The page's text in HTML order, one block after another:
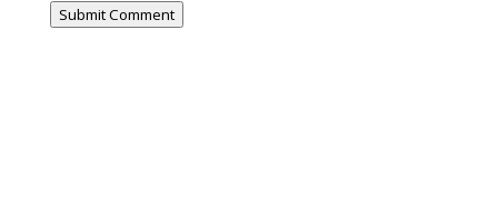
Submit Comment